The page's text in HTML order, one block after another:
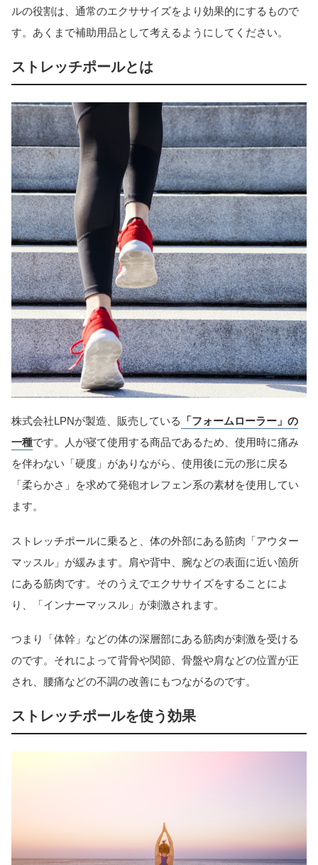
ルの役割は、通常のエクササイズをより効果的にするもので
す。あくまで補助用品として考えるようにしてください。
ストレッチポールとは
株式会社LPNが製造、販売している
「フォームローラー」の
一種です。人が寝て使用する商品であるため、使用時に痛み
を伴わない「硬度」がありながら、使用後に元の形に戻る
「柔らかさ」を求めて発砲オレフェン系の素材を使用してい
ます。
ストレッチポールに乗ると、体の外部にある筋肉「アウター
マッスル」が緩みます。肩や背中、腕などの表面に近い箇所
にある筋肉です。そのうえでエクササイズをすることによ
り、「インナーマッスル」が刺激されます。
つまり「体幹」などの体の深層部にある筋肉が刺激を受ける
のです。それによって背骨や関節、骨盤や肩などの位置が正
され、腰痛などの不調の改善にもつながるのです。
ストレッチポールを使う効果